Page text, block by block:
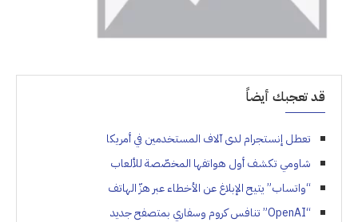
قد تعجبك أيضاً
تعطل إنستجرام لدى آلاف المستخدمين في أمريكا
شاومي تكشف أول هواتفها المخصّصة للألعاب
“واتساب” يتيح الإبلاغ عن الأخطاء عبر هزّ الهاتف
“OpenAI” تنافس كروم وسفاري بمتصفح جديد